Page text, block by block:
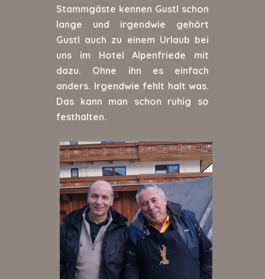
Stammgäste kennen Gustl schon
lange und irgendwie gehört
Gustl auch zu einem Urlaub bei
uns im Hotel Alpenfriede mit
dazu. Ohne ihn es einfach
anders. Irgendwie fehlt halt was.
Das kann man schon ruhig so
festhalten.